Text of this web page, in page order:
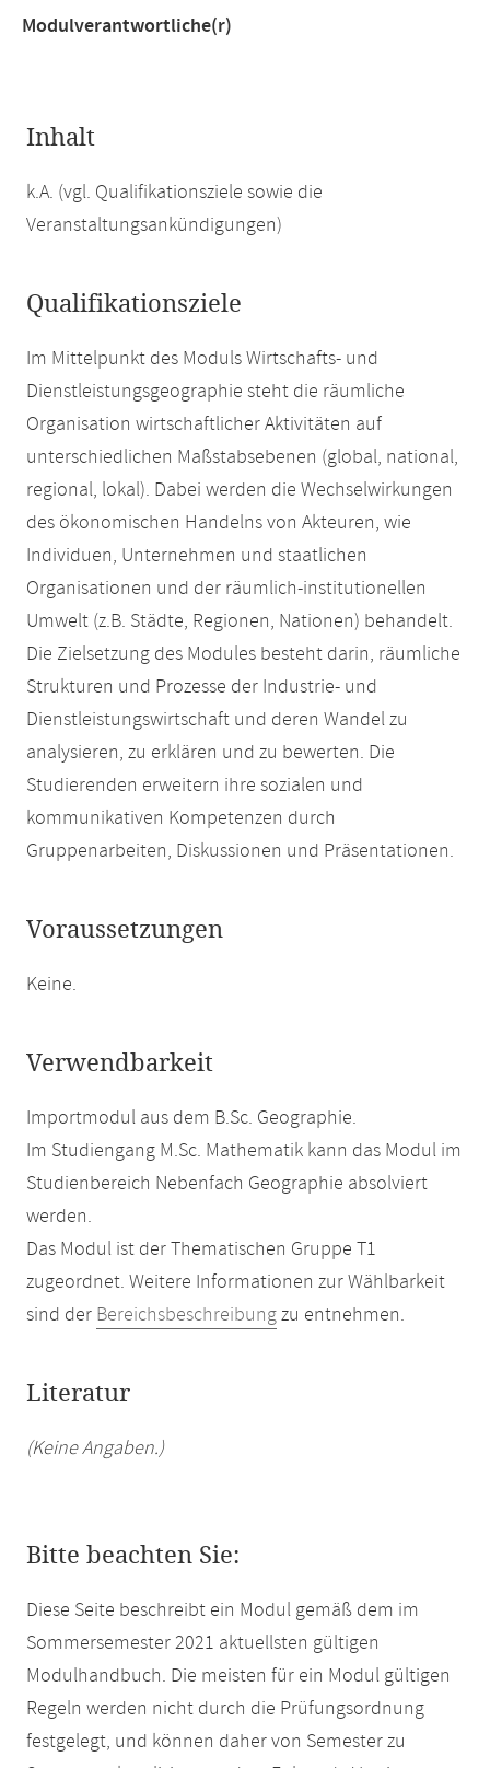
Modulverantwortliche(r)
Inhalt
k.A. (vgl. Qualifikationsziele sowie die
Veranstaltungsankündigungen)
Qualifikationsziele
Im Mittelpunkt des Moduls Wirtschafts- und
Dienstleistungsgeographie steht die räumliche
Organisation wirtschaftlicher Aktivitäten auf
unterschiedlichen Maßstabsebenen (global, national,
regional, lokal). Dabei werden die Wechselwirkungen
des ökonomischen Handelns von Akteuren, wie
Individuen, Unternehmen und staatlichen
Organisationen und der räumlich-institutionellen
Umwelt (z.B. Städte, Regionen, Nationen) behandelt.
Die Zielsetzung des Modules besteht darin, räumliche
Strukturen und Prozesse der Industrie- und
Dienstleistungswirtschaft und deren Wandel zu
analysieren, zu erklären und zu bewerten. Die
Studierenden erweitern ihre sozialen und
kommunikativen Kompetenzen durch
Gruppenarbeiten, Diskussionen und Präsentationen.
Voraussetzungen
Keine.
Verwendbarkeit
Importmodul aus dem B.Sc. Geographie.
Im Studiengang M.Sc. Mathematik kann das Modul im
Studienbereich Nebenfach Geographie absolviert
werden.
Das Modul ist der Thematischen Gruppe T1
zugeordnet. Weitere Informationen zur Wählbarkeit
sind der Bereichsbeschreibungzu entnehmen.
Literatur
(Keine Angaben.)
Bitte beachten Sie:
Diese Seite beschreibt ein Modul gemäß dem im
Sommersemester 2021 aktuellsten gültigen
Modulhandbuch. Die meisten für ein Modul gültigen
Regeln werden nicht durch die Prüfungsordnung
festgelegt, und können daher von Semester zu